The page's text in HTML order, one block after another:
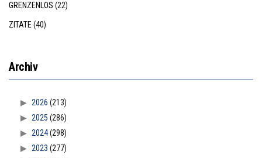
GRENZENLOS (22)
ZITATE(40)
Archiv
2026 (213)
2025 (286)
2024(298)
2023 (277)